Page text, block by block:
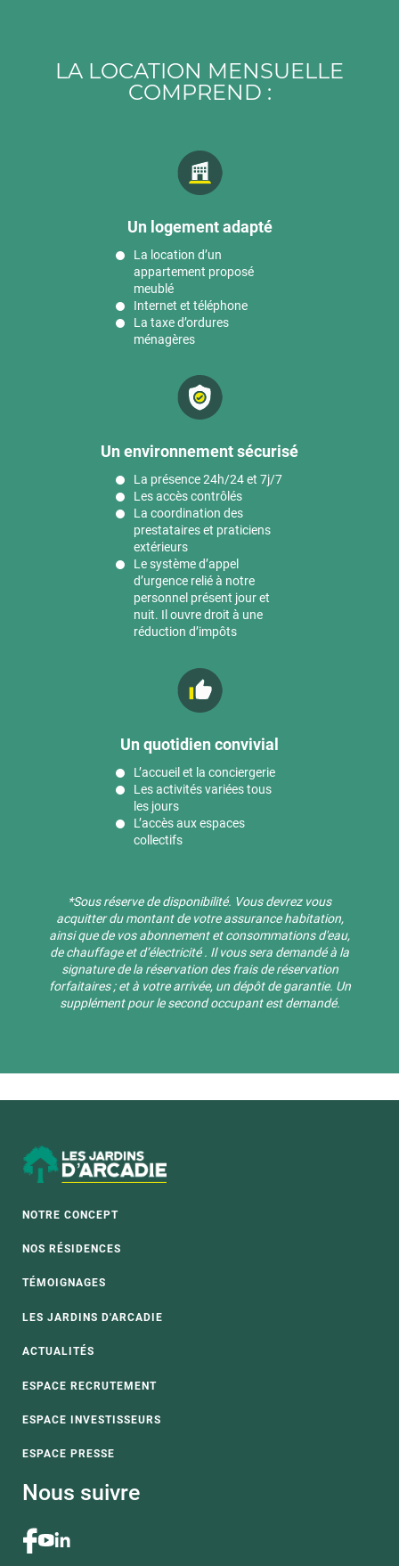
LA LOCATION MENSUELLE
COMPREND :
Un logement adapté
La location d’un
appartement proposé
meublé
Internet et téléphone
La taxe d’ordures
ménagères
Un environnement sécurisé
La présence 24h/24 et 7j/7
Les accès contrôlés
La coordination des
prestataires et praticiens
extérieurs
Le système d’appel
d’urgence relié à notre
personnel présent jour et
nuit. Il ouvre droit à une
réduction d’impôts
Un quotidien convivial
L’accueil et la conciergerie
Les activités variées tous
les jours
L’accès aux espaces
collectifs
*Sous réserve de disponibilité. ​Vous devrez vous
acquitter du montant de votre assurance habitation,
ainsi que de vos abonnement et consommations d'eau,
de chauffage et d’électricité . Il vous sera demandé à la
signature de la réservation des frais de réservation
forfaitaires ; et à votre arrivée, un dépôt de garantie. Un
supplément pour le second occupant est demandé.
NOTRE CONCEPT
NOS RÉSIDENCES
TÉMOIGNAGES
LES JARDINS D'ARCADIE
ACTUALITÉS
ESPACE RECRUTEMENT
ESPACE INVESTISSEURS
ESPACE PRESSE
Nous suivre